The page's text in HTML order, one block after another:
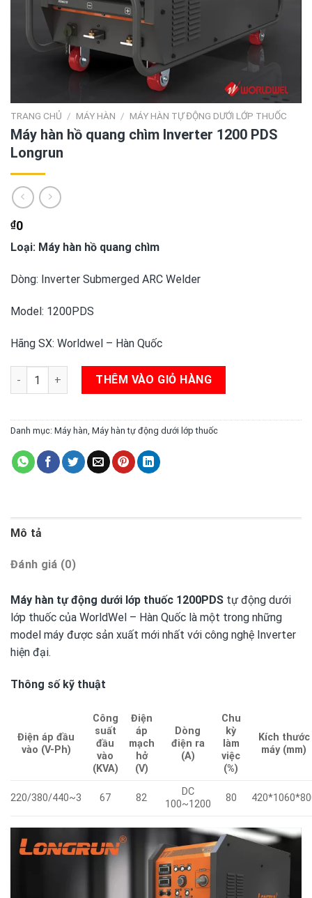
TRANG CHỦ / MÁY HÀN / MÁY HÀN TỰ ĐỘNG DƯỚI LỚP THUỐC
Máy hàn hồ quang chìm Inverter 1200 PDS
Longrun
₫0
Loại: Máy hàn hồ quang chìm
Dòng: Inverter Submerged ARC Welder
Model: 1200PDS
Hãng SX: Worldwel – Hàn Quốc
Máy hàn hồ quang chìm Inverter 1200 PDS Longrun số lượng
THÊM VÀO GIỎ HÀNG
Danh mục: Máy hàn, Máy hàn tự động dưới lớp thuốc
Mô tả
Đánh giá (0)
Máy hàn tự động dưới lớp thuốc 1200PDS tự động dưới
lớp thuốc của WorldWel – Hàn Quốc là một trong những
model máy được sản xuất mới nhất với công nghệ Inverter
hiện đại.
Thông số kỹ thuật
Điện áp đầu
vào (V-Ph)
Công
suất
đầu
vào
(KVA)
Điện
áp
mạch
hở
(V)
Dòng
điện ra
(A)
Chu
kỳ
làm
việc
(%)
Kích thước
máy (mm)
220/380/440~3 67 82
DC
100~1200
80